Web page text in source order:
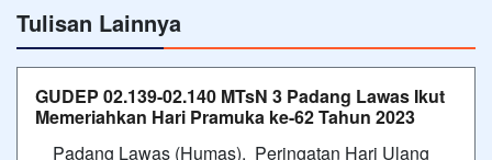
Tulisan Lainnya
GUDEP 02.139-02.140 MTsN 3 Padang Lawas Ikut
Memeriahkan Hari Pramuka ke-62 Tahun 2023
Padang Lawas (Humas). Peringatan Hari Ulang